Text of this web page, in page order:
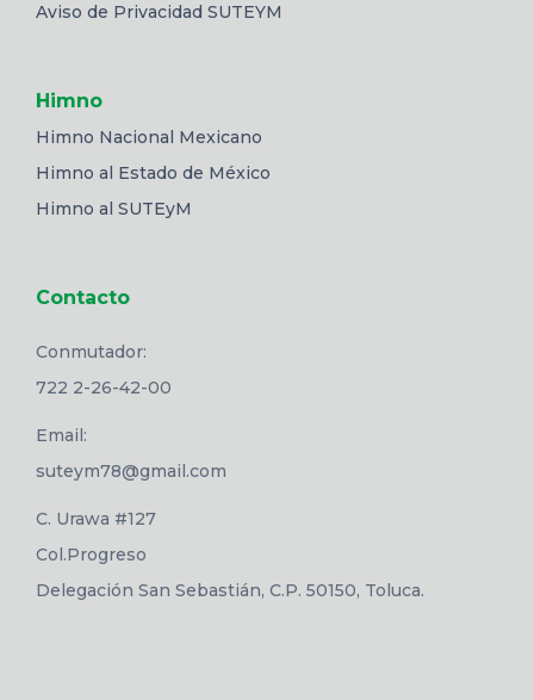
Aviso de Privacidad SUTEYM
Himno
Himno Nacional Mexicano
Himno al Estado de México
Himno al SUTEyM
Contacto
Conmutador:
722 2-26-42-00
Email:
suteym78@gmail.com
C. Urawa #127
Col.Progreso
Delegación San Sebastián, C.P. 50150, Toluca.